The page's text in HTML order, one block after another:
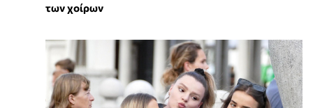
των χοίρων